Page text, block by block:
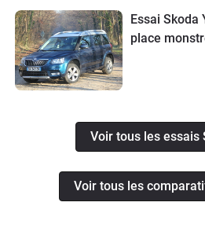
Essai Skoda
place
Voir tous les essais
Voir tous les